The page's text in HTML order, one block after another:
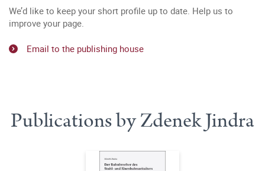
We’d like to keep your short profile up to date. Help us to
improve your page.
Email to the publishing house
Publications by Zdenek Jindra